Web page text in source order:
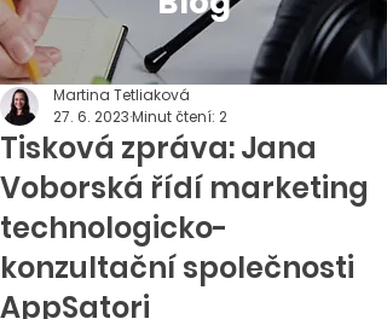
Tisková zpráva: Jana
Voborská řídí marketing
technologicko-
konzultační společnosti
AppSatori
Martina Tetliaková
27. 6. 2023Minut čtení: 2